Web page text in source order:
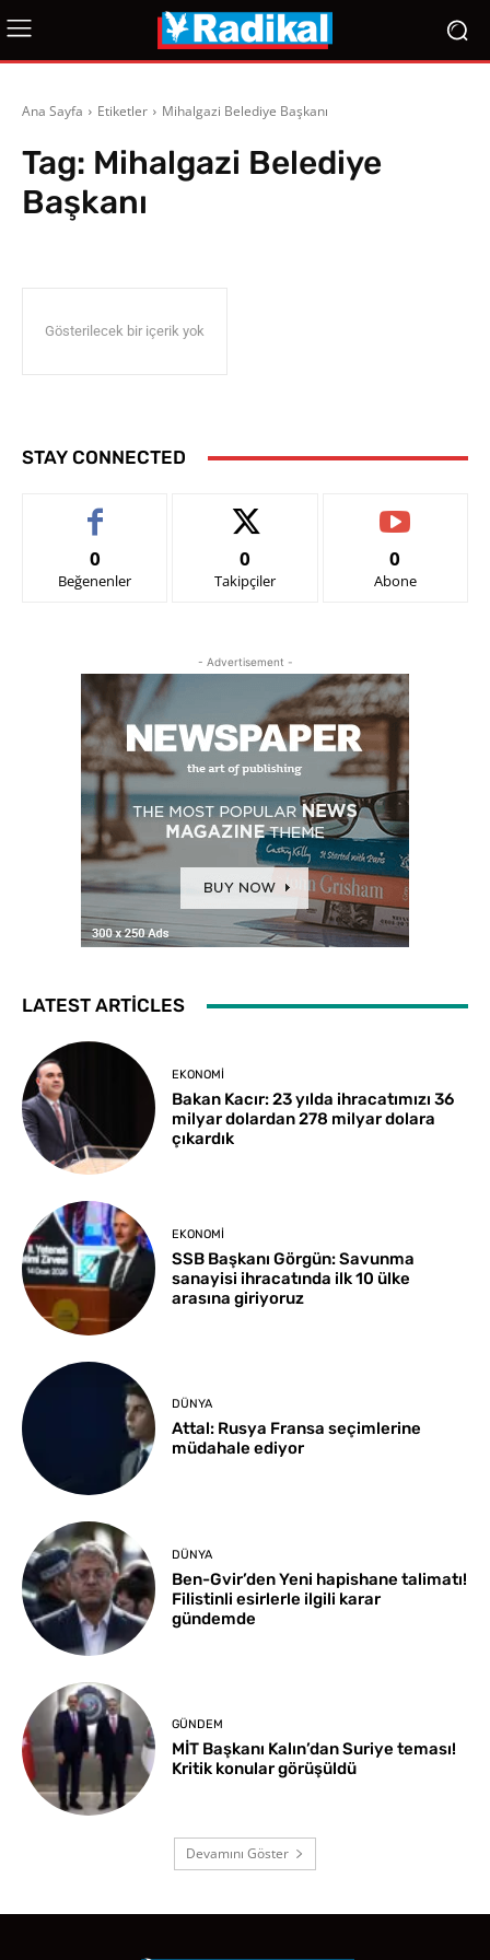
Ana Sayfa Etiketler Mihalgazi Belediye Başkanı
Tag: Mihalgazi Belediye
Başkanı
Gösterilecek bir içerik yok
STAY CONNECTED
0
Beğenenler
0
Takipçiler
0
Abone
- Advertisement -
LATEST ARTICLES
EKONOMI
Bakan Kacır: 23 yılda ihracatımızı 36
milyar dolardan 278 milyar dolara
çıkardık
EKONOMI
SSB Başkanı Görgün: Savunma
sanayisi ihracatında ilk 10 ülke
arasına giriyoruz
DÜNYA
Attal: Rusya Fransa seçimlerine
müdahale ediyor
DÜNYA
Ben-Gvir’den Yeni hapishane talimatı!
Filistinli esirlerle ilgili karar
gündemde
GÜNDEM
MİT Başkanı Kalın’dan Suriye teması!
Kritik konular görüşüldü
Devamını Göster